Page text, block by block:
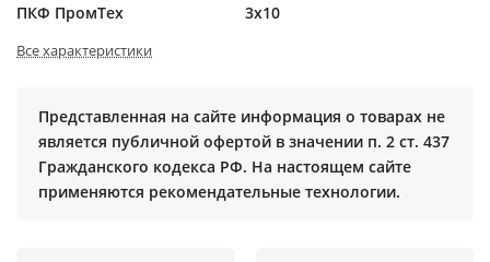
ПКФ ПромТех 3x10
Все характеристики
Представленная на сайте информация о товарах не
является публичной офертой в значении п. 2 ст. 437
Гражданского кодекса РФ. На настоящем сайте
применяются рекомендательные технологии.